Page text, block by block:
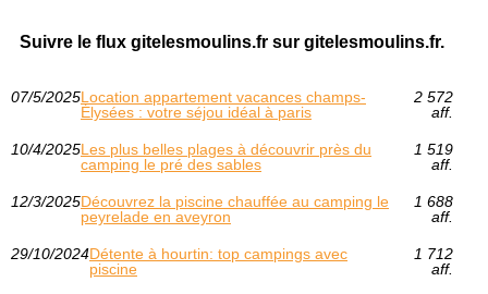
Suivre le flux gitelesmoulins.fr sur gitelesmoulins.fr.
07/5/2025Location appartement vacances champs-
Élysées : votre séjou idéal à paris
2 572
aff.
10/4/2025Les plus belles plages à découvrir près du
camping le pré des sables
1 519
aff.
12/3/2025Découvrez la piscine chauffée au camping le
peyrelade en aveyron
1 688
aff.
29/10/2024Détente à hourtin: top campings avec
piscine
1 712
aff.